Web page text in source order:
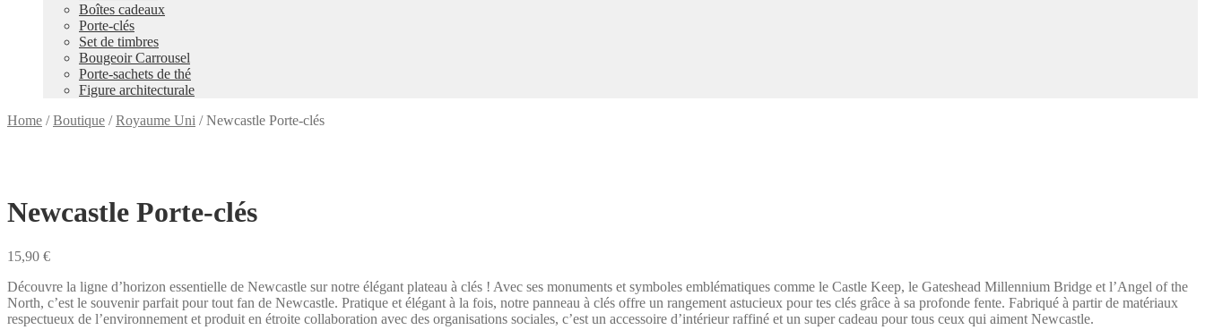
Boîtes cadeaux
Porte-clés
Set de timbres
Bougeoir Carrousel
Porte-sachets de thé
Figure architecturale
Home /Boutique /Royaume Uni /Newcastle Porte-clés
Newcastle Porte-clés
15,90 €
Découvre la ligne d’horizon essentielle de Newcastle sur notre élégant plateau à clés ! Avec ses monuments et symboles emblématiques comme le Castle Keep, le Gateshead Millennium Bridge et l’Angel of the
North, c’est le souvenir parfait pour tout fan de Newcastle. Pratique et élégant à la fois, notre panneau à clés offre un rangement astucieux pour tes clés grâce à sa profonde fente. Fabriqué à partir de matériaux
respectueux de l’environnement et produit en étroite collaboration avec des organisations sociales, c’est un accessoire d’intérieur raffiné et un super cadeau pour tous ceux qui aiment Newcastle.